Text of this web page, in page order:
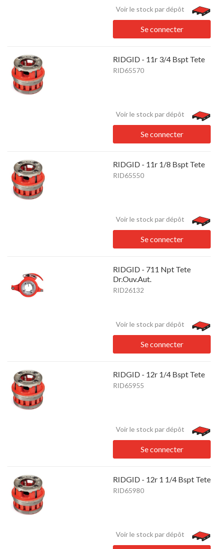
Voir le stock par dépôt
Se connecter
RIDGID - 11r 3/4 Bspt Tete
RID65570
Voir le stock par dépôt
Se connecter
RIDGID - 11r 1/8 Bspt Tete
RID65550
Voir le stock par dépôt
Se connecter
RIDGID - 711 Npt Tete
Dr.Ouv.Aut.
RID26132
Voir le stock par dépôt
Se connecter
RIDGID - 12r 1/4 Bspt Tete
RID65955
Voir le stock par dépôt
Se connecter
RIDGID - 12r 1 1/4 Bspt Tete
RID65980
Voir le stock par dépôt